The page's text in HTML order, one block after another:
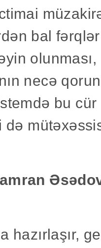
bal
necə
bu
də
hazırlaşır,